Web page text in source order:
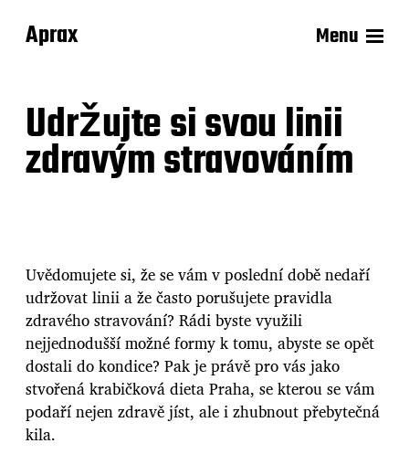
Aprax Menu
Udržujte si svou linii
zdravým stravováním
Uvědomujete si, že se vám v poslední době nedaří
udržovat linii a že často porušujete pravidla
zdravého stravování? Rádi byste využili
nejjednodušší možné formy k tomu, abyste se opět
dostali do kondice? Pak je právě pro vás jako
stvořenákrabičková dieta Praha, se kterou se vám
podaří nejen zdravě jíst, ale i zhubnout přebytečná
kila.